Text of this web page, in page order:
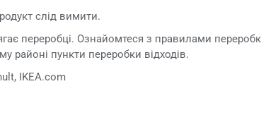
слід вимити.
переробці. Ознайомтеся з правилами
районі пункти переробки відходів.
IKEA.com